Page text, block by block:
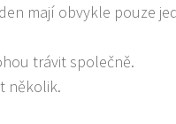
mají obvykle pouze
trávit společně.
několik.